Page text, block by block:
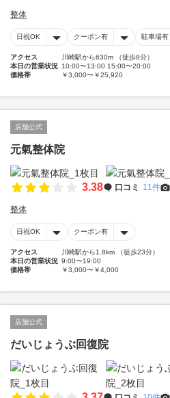
整体
日祝OK クーポン有 駐車場有
アクセス
川崎駅から630m （徒歩8分）
本日の営業状況 10:00〜13:00 15:00〜20:00
価格帯
￥3,000〜￥25,920
店舗公式
元氣整体院
3.38 口コミ 11件
整体
日祝OK クーポン有
アクセス
川崎駅から1.8km （徒歩23分）
本日の営業状況 9:00〜19:00
価格帯
￥3,000〜￥4,000
店舗公式
だいじょうぶ回復院